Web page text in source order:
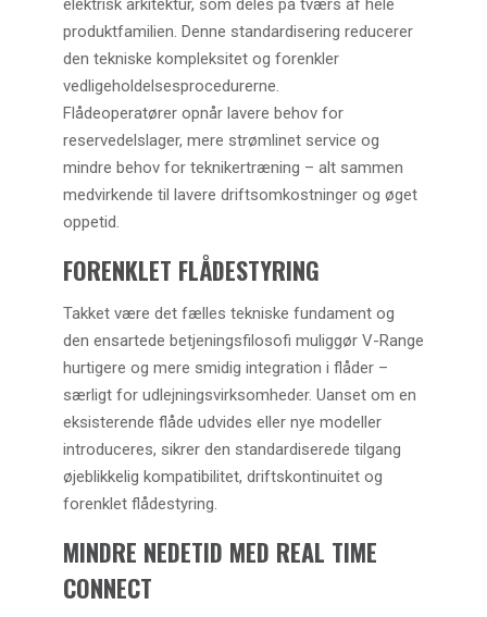
elektrisk arkitektur, som deles på tværs af hele
produktfamilien. Denne standardisering reducerer
den tekniske kompleksitet og forenkler
vedligeholdelsesprocedurerne.
Flådeoperatører opnår lavere behov for
reservedelslager, mere strømlinet service og
mindre behov for teknikertræning – alt sammen
medvirkende til lavere driftsomkostninger og øget
oppetid.
FORENKLET FLÅDESTYRING
Takket være det fælles tekniske fundament og
den ensartede betjeningsfilosofi muliggør V-Range
hurtigere og mere smidig integration i flåder –
særligt for udlejningsvirksomheder. Uanset om en
eksisterende flåde udvides eller nye modeller
introduceres, sikrer den standardiserede tilgang
øjeblikkelig kompatibilitet, driftskontinuitet og
forenklet flådestyring.
MINDRE NEDETID MED REAL TIME
CONNECT